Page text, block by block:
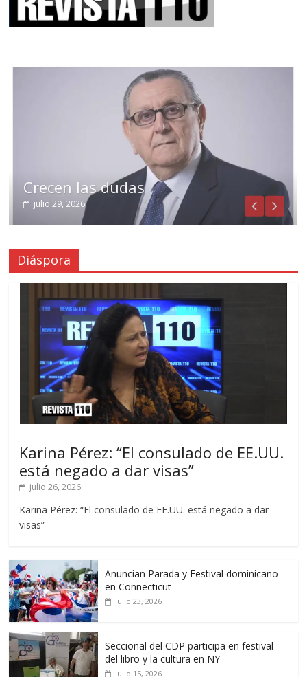
Crecen las dudas
julio 29, 2026
Diáspora
Karina Pérez: “El consulado de EE.UU.
está negado a dar visas”
julio 26, 2026
Karina Pérez: “El consulado de EE.UU. está negado a dar
visas”
Anuncian Parada y Festival dominicano
en Connecticut
julio 23, 2026
Seccional del CDP participa en festival
del libro y la cultura en NY
julio 15, 2026